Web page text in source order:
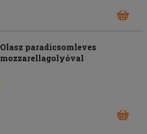
Olasz paradicsomleves
mozzarellagolyóval